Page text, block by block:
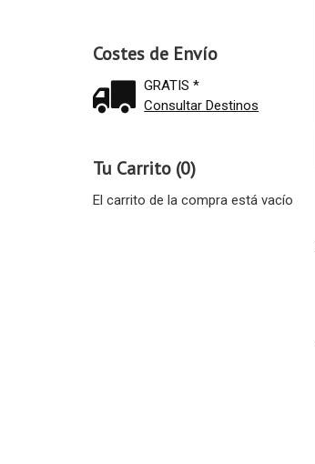
Costes de Envío
GRATIS *
Consultar Destinos
Tu Carrito (0)
El carrito de la compra está vacío